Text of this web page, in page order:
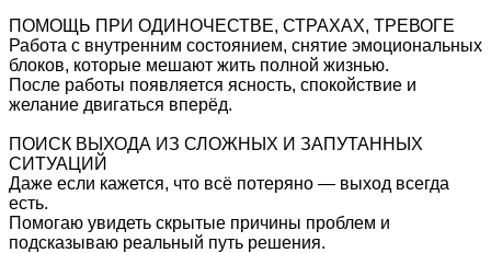
ПОМОЩЬ ПРИ ОДИНОЧЕСТВЕ, СТРАХАХ, ТРЕВОГЕ
Работа с внутренним состоянием, снятие эмоциональных
блоков, которые мешают жить полной жизнью.
После работы появляется ясность, спокойствие и
желание двигаться вперёд.
ПОИСК ВЫХОДА ИЗ СЛОЖНЫХ И ЗАПУТАННЫХ
СИТУАЦИЙ
Даже если кажется, что всё потеряно — выход всегда
есть.
Помогаю увидеть скрытые причины проблем и
подсказываю реальный путь решения.